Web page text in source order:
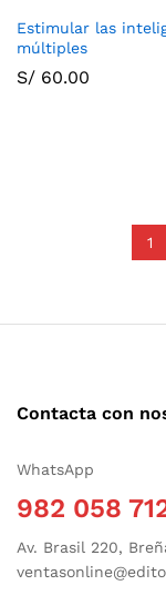
Estimular las
múltiples
S/ 60.00
1
Contacta con
WhatsApp
982 058
Av. Brasil 220,